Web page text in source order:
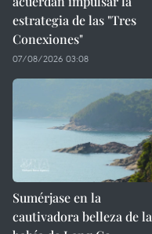
estrategia de las "Tres
Conexiones"
07/08/2026 03:08
Sumérjase en la
cautivadora belleza de la